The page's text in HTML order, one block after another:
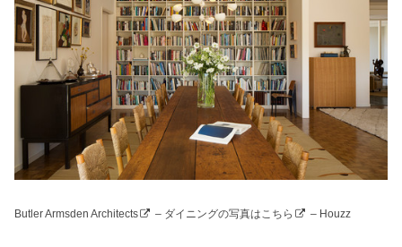
Butler Armsden Architects – ダイニングの写真はこちら – Houzz